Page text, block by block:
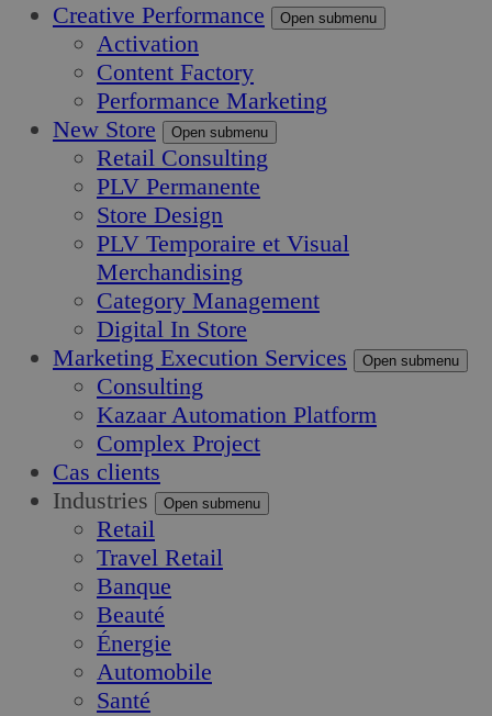
Creative Performance
Open submenu
Activation
Content Factory
Performance Marketing
New Store
Open submenu
Retail Consulting
PLV Permanente
Store Design
PLV Temporaire et Visual
Merchandising
Category Management
Digital In Store
Marketing Execution Services
Open submenu
Consulting
Kazaar Automation Platform
Complex Project
Cas clients
Industries
Open submenu
Retail
Travel Retail
Banque
Beauté
Énergie
Automobile
Santé